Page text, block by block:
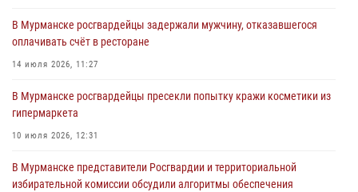
Сотрудники Росгвардии провели инструктаж по
антитеррористической защищенности для членов избирательных
31 июля 2026, 08:48 3
Сотрудники Росгвардии задержали мужчину, не оплатившего счет в
30 июля 2026, 14:09
В Мурманске росгвардейцы задержали мужчину, отказавшегося
оплачивать счёт в ресторане
14 июля 2026, 11:27
В Мурманске росгвардейцы пресекли попытку кражи косметики из
гипермаркета
10 июля 2026, 12:31
В Мурманске представители Росгвардии и территориальной
избирательной комиссии обсудили алгоритмы обеспечения